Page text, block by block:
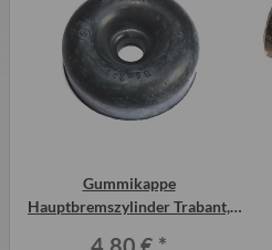
Gummikappe
Hauptbremszylinder Trabant,